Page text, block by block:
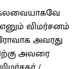
கலவையாகவே
எனும் விமர்சனம்
அவரது
அவரை